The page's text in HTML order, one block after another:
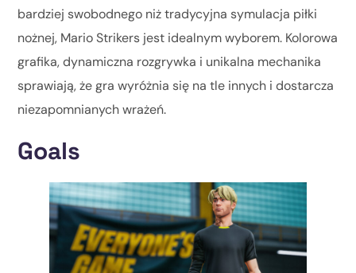
bardziej swobodnego niż tradycyjna symulacja piłki
nożnej, Mario Strikers jest idealnym wyborem. Kolorowa
grafika, dynamiczna rozgrywka i unikalna mechanika
sprawiają, że gra wyróżnia się na tle innych i dostarcza
niezapomnianych wrażeń.
Goals